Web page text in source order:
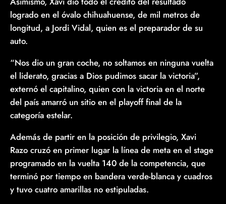
logrado en el óvalo chihuahuense, de mil metros de
longitud, a Jordi Vidal, quien es el preparador de su
auto.
“Nos dio un gran coche, no soltamos en ninguna vuelta
el liderato, gracias a Dios pudimos sacar la victoria”,
externó el capitalino, quien con la victoria en el norte
del país amarró un sitio en el playoff final de la
categoría estelar.
Además de partir en la posición de privilegio, Xavi
Razo cruzó en primer lugar la línea de meta en el stage
programado en la vuelta 140 de la competencia, que
terminó por tiempo en bandera verde-blanca y cuadros
y tuvo cuatro amarillas no estipuladas.